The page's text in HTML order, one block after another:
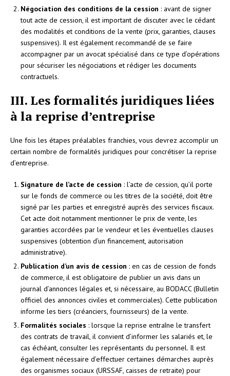
Négociation des conditions de la cession : avant de signer
tout acte de cession, il est important de discuter avec le cédant
des modalités et conditions de la vente (prix, garanties, clauses
suspensives). Il est également recommandé de se faire
accompagner par un avocat spécialisé dans ce type d’opérations
pour sécuriser les négociations et rédiger les documents
contractuels.
III. Les formalités juridiques liées
à la reprise d’entreprise
Une fois les étapes préalables franchies, vous devrez accomplir un
certain nombre de formalités juridiques pour concrétiser la reprise
d’entreprise.
Signature de l’acte de cession : l’acte de cession, qu’il porte
sur le fonds de commerce ou les titres de la société, doit être
signé par les parties et enregistré auprès des services fiscaux.
Cet acte doit notamment mentionner le prix de vente, les
garanties accordées par le vendeur et les éventuelles clauses
suspensives (obtention d’un financement, autorisation
administrative).
Publication d’un avis de cession : en cas de cession de fonds
de commerce, il est obligatoire de publier un avis dans un
journal d’annonces légales et, si nécessaire, au BODACC (Bulletin
officiel des annonces civiles et commerciales). Cette publication
informe les tiers (créanciers, fournisseurs) de la vente.
Formalités sociales : lorsque la reprise entraîne le transfert
des contrats de travail, il convient d’informer les salariés et, le
cas échéant, consulter les représentants du personnel. Il est
également nécessaire d’effectuer certaines démarches auprès
des organismes sociaux (URSSAF, caisses de retraite) pour